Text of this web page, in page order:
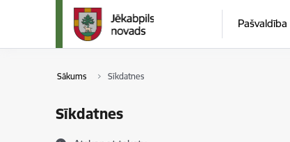
Pāriet uz lapas saturu
Pašvaldība
Sākums Sīkdatnes
Sīkdatnes